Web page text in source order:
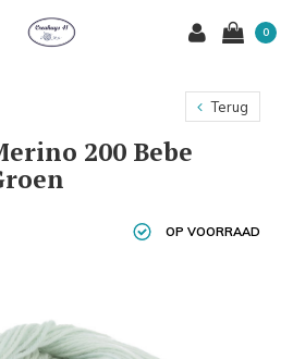
0
Terug
200 Bebe
OP VOORRAAD